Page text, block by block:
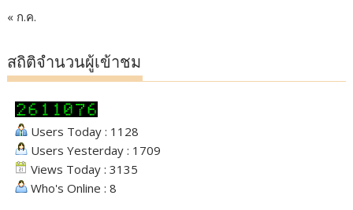
« ก.ค.
สถิติจำนวนผู้เข้าชม
Users Today : 1128
Users Yesterday : 1709
Views Today : 3135
Who's Online : 8